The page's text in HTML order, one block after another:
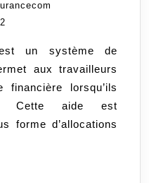
est un système de
aux travailleurs
financière lorsqu’ils
Cette aide est
forme d’allocations